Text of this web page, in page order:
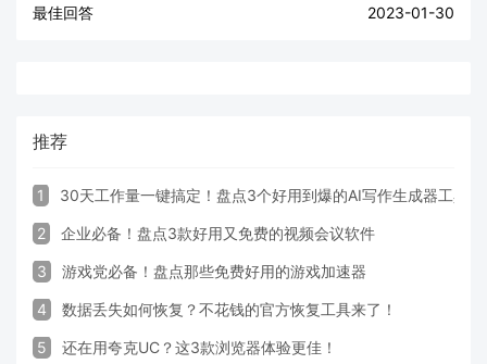
最佳回答 2023-01-30
推荐
1 30天工作量一键搞定！盘点3个好用到爆的AI写作生成器工具
2 企业必备！盘点3款好用又免费的视频会议软件
3 游戏党必备！盘点那些免费好用的游戏加速器
4 数据丢失如何恢复？不花钱的官方恢复工具来了！
5 还在用夸克UC？这3款浏览器体验更佳！